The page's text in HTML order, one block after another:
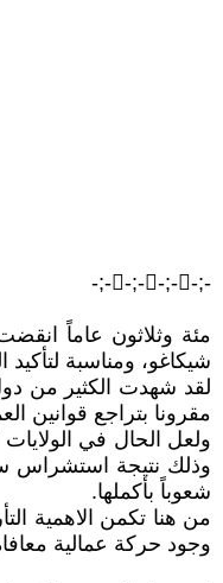
-;--;--;--;-
شيكاغو، ومناسبة لتأكيد المطالب المشروعة ب 8 ساعات يوم عمل، وسن
لقد شهدت الكثير من
مقرونا بتراجع قوانين
ولعل الحال في
وذلك نتيجة استشراس
شعوباً بأكملها.
من هنا تكمن الاهمية
وجود حركة عمالية